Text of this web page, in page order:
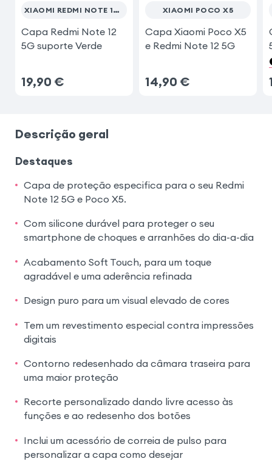
Samsung Galaxy S20 FE
XIAOMI REDMI NOTE 12 5G
Capa Redmi Note 12
5G suporte Verde
19,90 €
XIAOMI POCO X5
Capa Xiaomi Poco X5
e Redmi Note 12 5G
14,90 €
Descrição geral
Destaques
Capa de proteção especifica para o seu Redmi
Note 12 5G e Poco X5.
Com silicone durável para proteger o seu
smartphone de choques e arranhões do dia-a-dia
Acabamento Soft Touch, para um toque
agradável e uma aderência refinada
Design puro para um visual elevado de cores
Tem um revestimento especial contra impressões
digitais
Contorno redesenhado da câmara traseira para
uma maior proteção
Recorte personalizado dando livre acesso às
funções e ao redesenho dos botões
Inclui um acessório de correia de pulso para
personalizar a capa como desejar